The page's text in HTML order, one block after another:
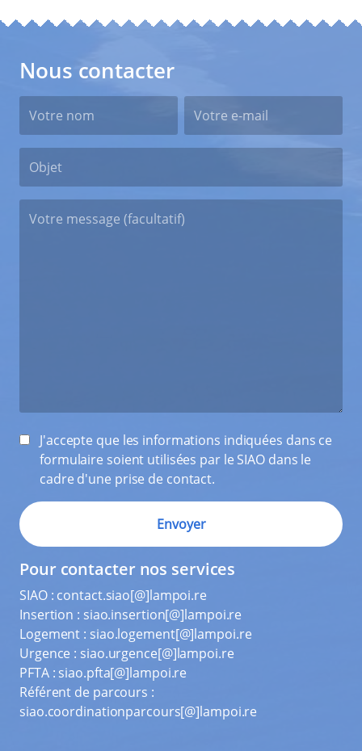
Nous contacter
J'accepte que les informations indiquées dans ce
formulaire soient utilisées par le SIAO dans le
cadre d'une prise de contact.
Pour contacter nos services
SIAO : contact.siao[@]lampoi.re
Insertion : siao.insertion[@]lampoi.re
Logement : siao.logement[@]lampoi.re
Urgence : siao.urgence[@]lampoi.re
PFTA : siao.pfta[@]lampoi.re
Référent de parcours :
siao.coordinationparcours[@]lampoi.re